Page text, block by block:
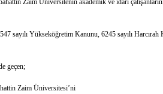
Zaim Üniversitenin akademik ve idari
sayılı Yükseköğretim Kanunu, 6245 sayılı
geçen;
Zaim Üniversitesi’ni